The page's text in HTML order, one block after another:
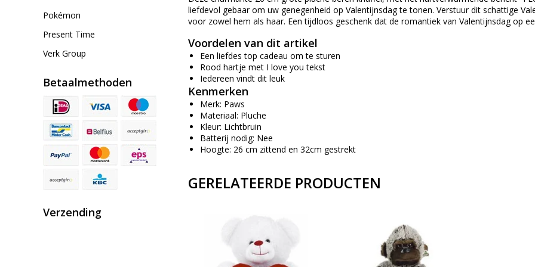
Pokémon
Present Time
Verk Group
Betaalmethoden
Verzending
liefdevol gebaar om uw genegenheid op Valentijnsdag te tonen. Verstuur dit schattige
voor zowel hem als haar. Een tijdloos geschenk dat de romantiek van Valentijnsdag op
Voordelen van dit artikel
Een liefdes top cadeau om te sturen
Rood hartje met I love you tekst
Iedereen vindt dit leuk
Kenmerken
Merk: Paws
Materiaal: Pluche
Kleur: Lichtbruin
Batterij nodig: Nee
Hoogte: 26 cm zittend en 32cm gestrekt
GERELATEERDE PRODUCTEN